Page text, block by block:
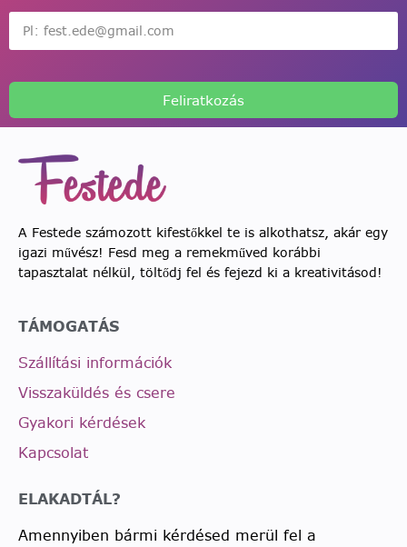
Feliratkozás
A Festede számozott kifestőkkel te is alkothatsz, akár egy
igazi művész! Fesd meg a remekműved korábbi
tapasztalat nélkül, töltődj fel és fejezd ki a kreativitásod!
TÁMOGATÁS
Szállítási információk
Visszaküldés és csere
Gyakori kérdések
Kapcsolat
ELAKADTÁL?
Amennyiben bármi kérdésed merül fel a